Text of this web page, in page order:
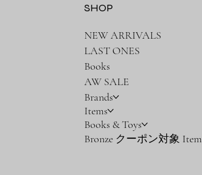
SHOP
NEW ARRIVALS
LAST ONES
Books
AW SALE
Brands
Items
Books & Toys
Bronze クーポン対象 Item